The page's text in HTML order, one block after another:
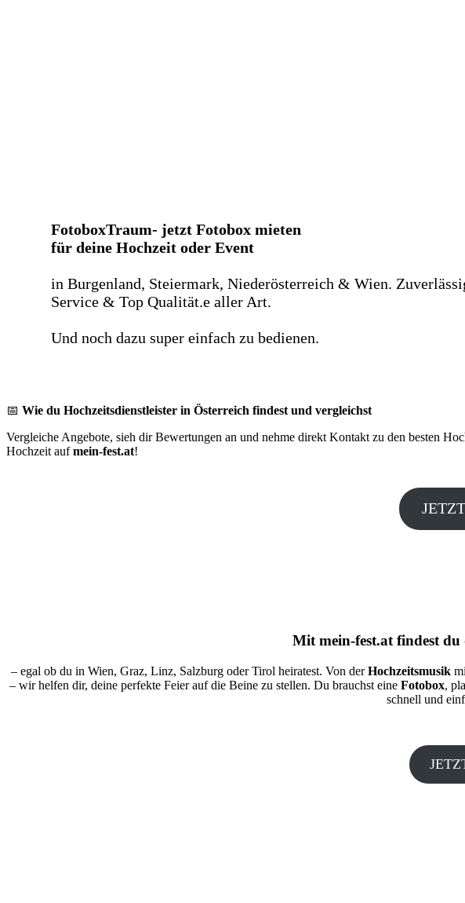
FotoboxTraum- jetzt Fotobox mieten
für deine Hochzeit oder Event
in Burgenland, Steiermark, Niederösterreich & Wien.
Service & Top Qualität.e aller Art.
Und noch dazu super einfach zu bedienen.
📅 Wie du Hochzeitsdienstleister in Österreich findest und vergleichst
Vergleiche Angebote, sieh dir Bewertungen an und nehme direkt Kontakt zu den besten
Hochzeit aufmein-fest.at!
Mitmein-fest.atfindest du
– egal ob du in Wien, Graz, Linz, Salzburg oder Tirol heiratest. Von derHochzeitsmusik
– wir helfen dir, deine perfekte Feier auf die Beine zu stellen. Du brauchst eine Fotobox,
schnell und